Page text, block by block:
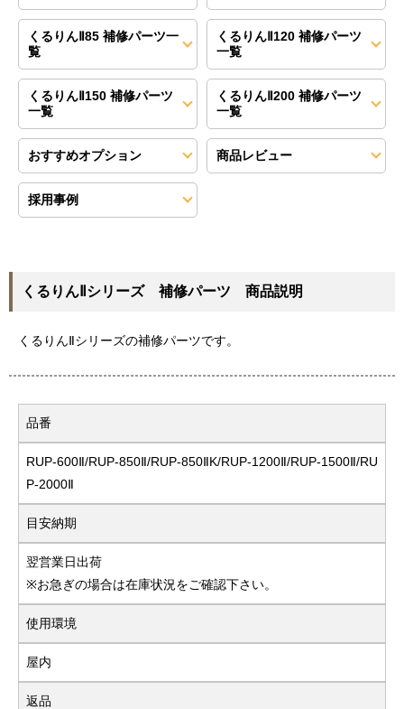
くるりんⅡ85 補修パーツ一
覧
くるりんⅡ120 補修パーツ
一覧
くるりんⅡ150 補修パーツ
一覧
くるりんⅡ200 補修パーツ
一覧
おすすめオプション 商品レビュー
採用事例
くるりんⅡシリーズ 補修パーツ 商品説明
くるりんⅡシリーズの補修パーツです。
品番
RUP-600Ⅱ/RUP-850Ⅱ/RUP-850ⅡK/RUP-1200Ⅱ/RUP-1500Ⅱ/RU
P-2000Ⅱ
目安納期
翌営業日出荷
※お急ぎの場合は在庫状況をご確認下さい。
使用環境
屋内
返品